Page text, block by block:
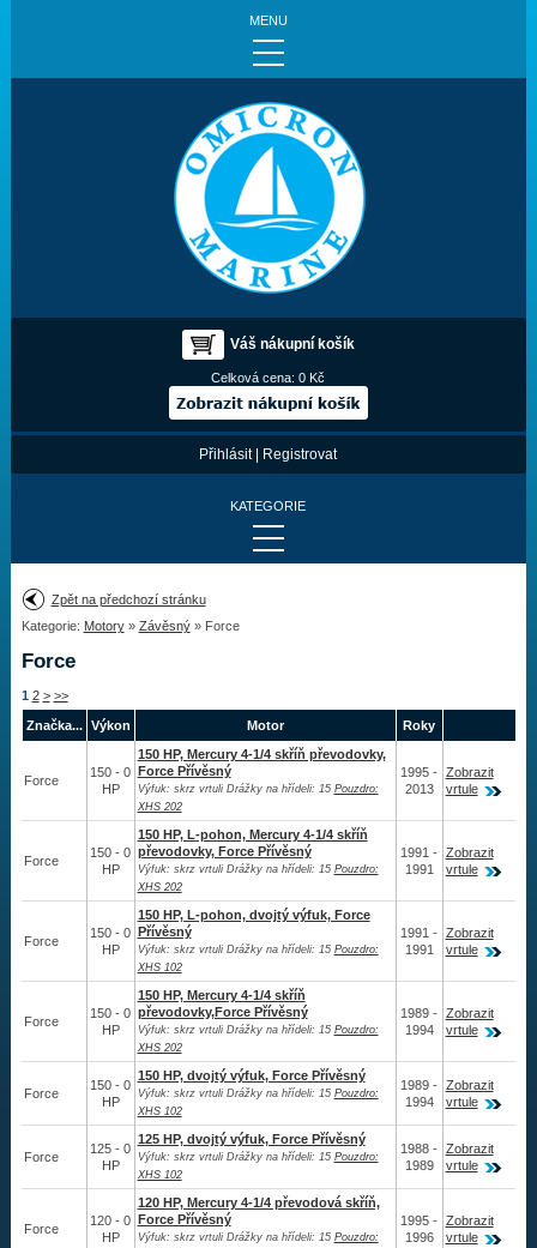
MENU
Váš nákupní košík
Celková cena:0 Kč
Přihlásit| Registrovat
KATEGORIE
Provedení:
Výrobce:
Drážky na hřídeli:
Najít vrtuli
Motory
Mercury
Honda
U.S. Marine
Nissan
Suzuki
Tohatsu
Johnson
Zpět na předchozí stránku
Kategorie: Motory» Závěsný» Force
Force
1 2 > >>
Značka... Výkon Motor Roky
Force
150 - 0
HP
150 HP, Mercury 4-1/4 skříň převodovky,
Force Přívěsný
Výfuk: skrz vrtuli Drážky na hřídeli: 15 Pouzdro:
XHS 202
1995 -
2013
Zobrazit
vrtule
Force
150 - 0
HP
150 HP, L-pohon, Mercury 4-1/4 skříň
převodovky, Force Přívěsný
Výfuk: skrz vrtuli Drážky na hřídeli: 15 Pouzdro:
XHS 202
1991 -
1991
Zobrazit
vrtule
Force
150 - 0
HP
150 HP, L-pohon, dvojtý výfuk, Force
Přívěsný
Výfuk: skrz vrtuli Drážky na hřídeli: 15 Pouzdro:
XHS 102
1991 -
1991
Zobrazit
vrtule
Force
150 - 0
HP
150 HP, Mercury 4-1/4 skříň
převodovky,Force Přívěsný
Výfuk: skrz vrtuli Drážky na hřídeli: 15 Pouzdro:
XHS 202
1989 -
1994
Zobrazit
vrtule
Force
150 - 0
HP
150 HP, dvojtý výfuk, Force Přívěsný
Výfuk: skrz vrtuli Drážky na hřídeli: 15 Pouzdro:
XHS 102
1989 -
1994
Zobrazit
vrtule
Force
125 - 0
HP
125 HP, dvojtý výfuk, Force Přívěsný
Výfuk: skrz vrtuli Drážky na hřídeli: 15 Pouzdro:
XHS 102
1988 -
1989
Zobrazit
vrtule
Force
120 - 0
HP
120 HP, Mercury 4-1/4 převodová skříň,
Force Přívěsný
Výfuk: skrz vrtuli Drážky na hřídeli: 15 Pouzdro:
1995 -
1996
Zobrazit
vrtule